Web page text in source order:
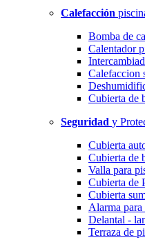
Calefacción
Bomba de
Calentador
Calefaccion
Cubierta de
Seguridad y
Cubierta
Cubierta de
Valla para
Cubierta de
Cubierta
Alarma para
Delantal -
Terraza de